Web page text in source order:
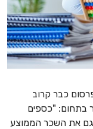
פרסום כבר קרוב
בתחום: "כספים
גם את השכר הממוצע